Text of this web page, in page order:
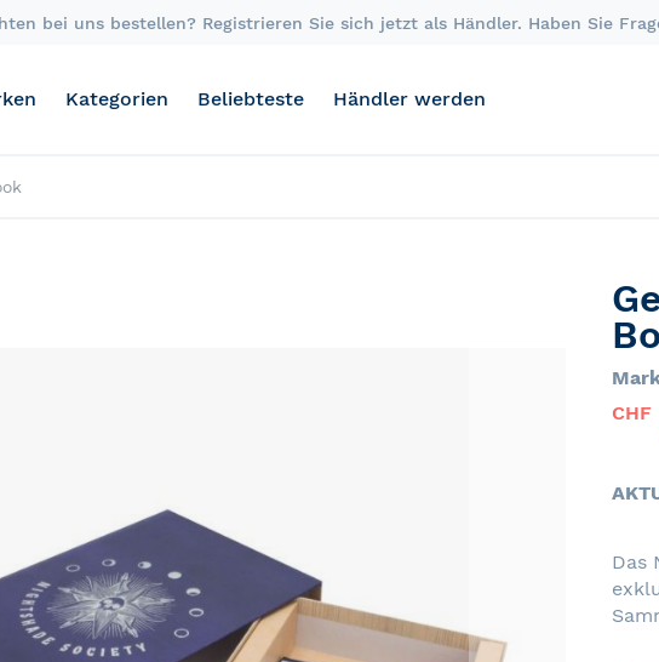
bei uns bestellen? Registrieren Sie sich jetzt als Händler. Haben Sie
Kategorien Beliebteste Händler werden
CHF
Das